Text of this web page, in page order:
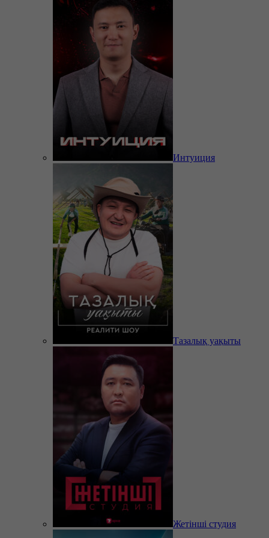
Интуиция
Тазалық уақыты
Жетінші студия